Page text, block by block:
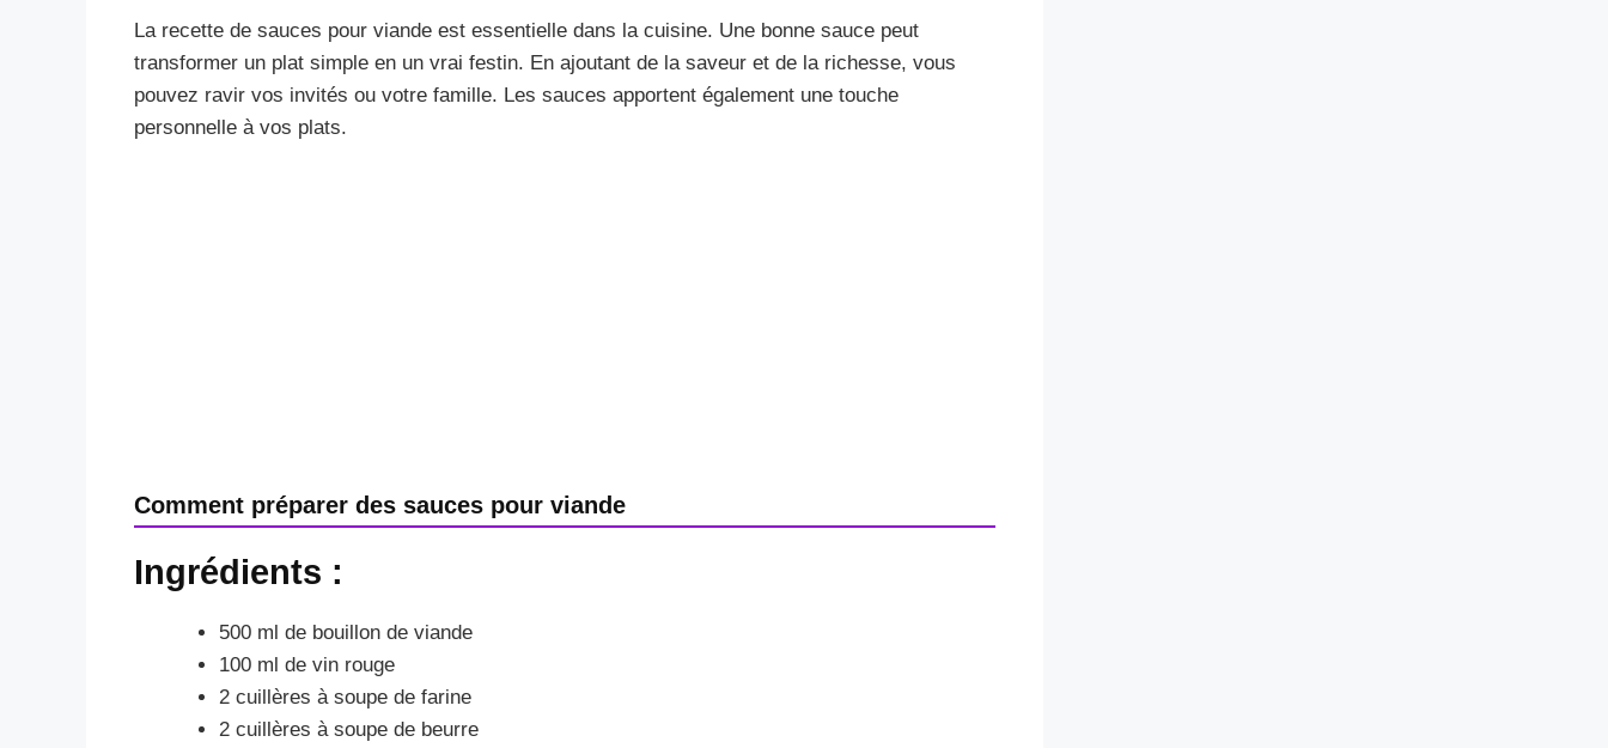
La recette de sauces pour viande est essentielle dans la cuisine. Une bonne sauce peut
transformer un plat simple en un vrai festin. En ajoutant de la saveur et de la richesse, vous
pouvez ravir vos invités ou votre famille. Les sauces apportent également une touche
personnelle à vos plats.
Comment préparer des sauces pour viande
Ingrédients :
500 ml de bouillon de viande
100 ml de vin rouge
2 cuillères à soupe de farine
2 cuillères à soupe de beurre